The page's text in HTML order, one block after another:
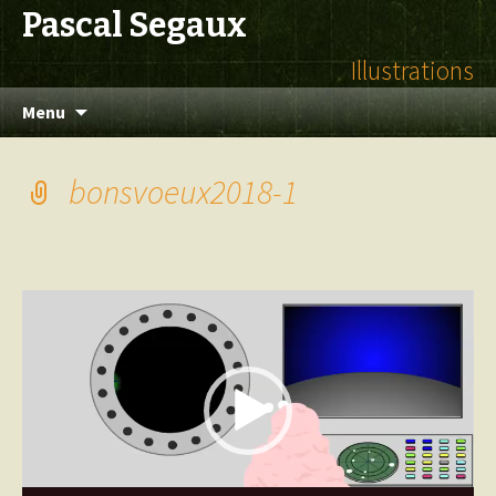
Pascal Segaux
Illustrations
Menu
Aller
au
bonsvoeux2018-1